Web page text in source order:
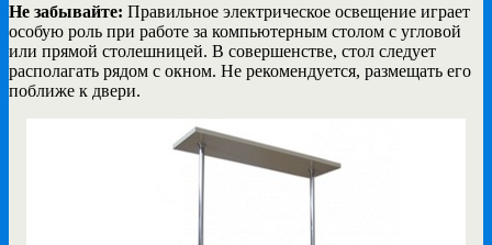
Не забывайте: Правильное электрическое освещение играет
особую роль при работе за компьютерным столом с угловой
или прямой столешницей. В совершенстве, стол следует
располагать рядом с окном. Не рекомендуется, размещать его
поближе к двери.